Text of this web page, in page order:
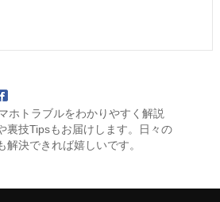
ホトラブルをわかりやすく解説
裏技Tipsもお届けします。日々の
解決できれば嬉しいです。